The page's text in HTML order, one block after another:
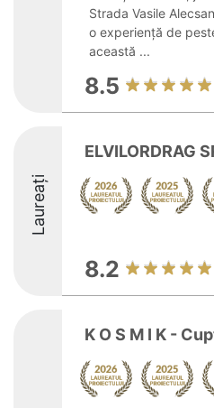
Strada Vasile
o experiență de
această ...
8.5
Laureați
ELVILORDRAG
8.2
K O S M I K -